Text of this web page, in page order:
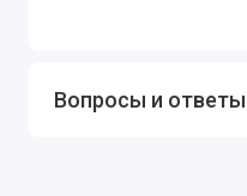
Вопросы и ответы